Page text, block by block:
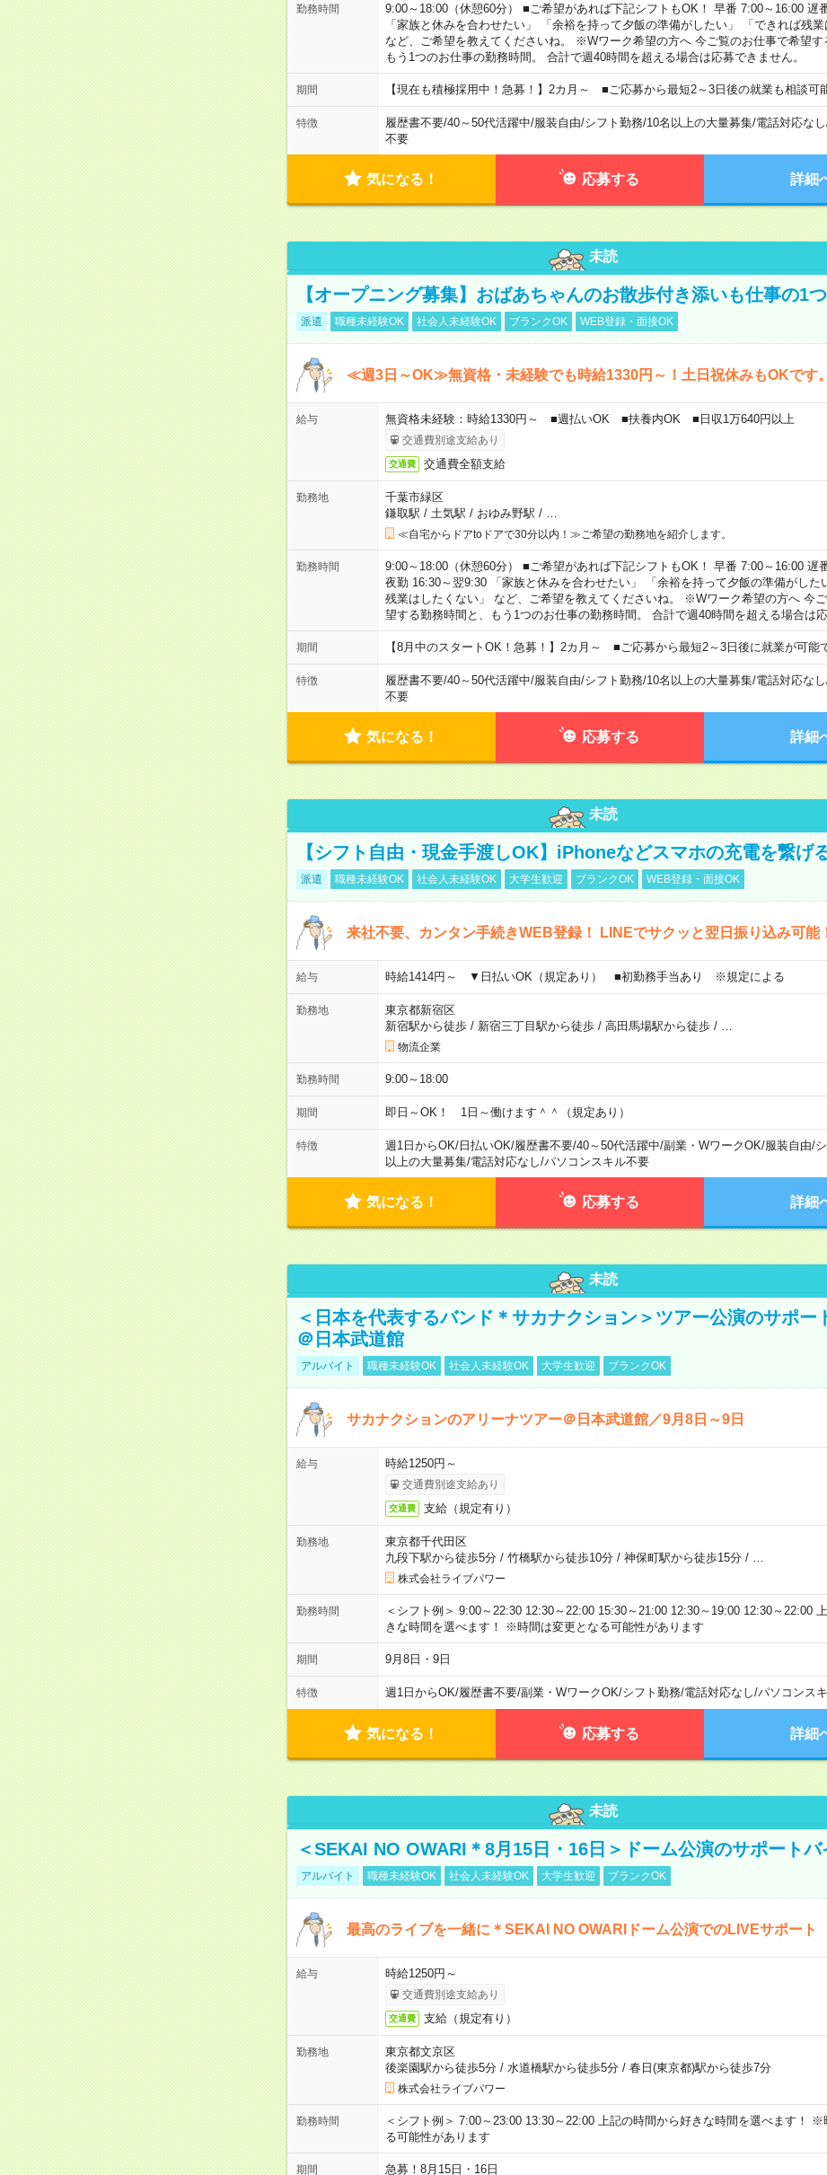
勤務時間
9:00～18:00（休憩60分） ■ご希望があれば下記シフトもOK！ 早番 7:00～16:00 遅
「家族と休みを合わせたい」 「余裕を持って夕飯の準備がしたい」 「できれば残業
など、ご希望を教えてくださいね。 ※Wワーク希望の方へ 今ご覧のお仕事で希望す
もう1つのお仕事の勤務時間。 合計で週40時間を超える場合は応募できません。
期間 【現在も積極採用中！急募！】2カ月～ ■ご応募から最短2～3日後の就業も相談可
特徴 履歴書不要/40～50代活躍中/服装自由/シフト勤務/10名以上の大量募集/電話対応なし
不要
気になる！ 応募する 詳細
未読
【オープニング募集】おばあちゃんのお散歩付き添いも仕事の1つ
派遣 職種未経験OK 社会人未経験OK ブランクOK WEB登録・面接OK
≪週3日～OK≫無資格・未経験でも時給1330円～！土日祝休みもOKです。
給与 無資格未経験：時給1330円～ ■週払いOK ■扶養内OK ■日収1万640円以上
交通費別途支給あり
交通費 交通費全額支給
勤務地
千葉市緑区
鎌取駅 / 土気駅 / おゆみ野駅 /
≪自宅からドアtoドアで30分以内！≫ご希望の勤務地を紹介します。
勤務時間
9:00～18:00（休憩60分） ■ご希望があれば下記シフトもOK！ 早番 7:00～16:00 遅
夜勤 16:30～翌9:30 「家族と休みを合わせたい」 「余裕を持って夕飯の準備がした
残業はしたくない」 など、ご希望を教えてくださいね。 ※Wワーク希望の方へ 今
望する勤務時間と、もう1つのお仕事の勤務時間。 合計で週40時間を超える場合は応
期間 【8月中のスタートOK！急募！】2カ月～ ■ご応募から最短2～3日後に就業が可能
特徴 履歴書不要/40～50代活躍中/服装自由/シフト勤務/10名以上の大量募集/電話対応なし
不要
気になる！ 応募する 詳細
未読
【シフト自由・現金手渡しOK】iPhoneなどスマホの充電を繋げ
派遣 職種未経験OK 社会人未経験OK 大学生歓迎 ブランクOK WEB登録・面接OK
来社不要、カンタン手続きWEB登録！ LINEでサクッと翌日振り込み可能
給与 時給1414円～ ▼日払いOK（規定あり） ■初勤務手当あり ※規定による
勤務地
東京都新宿区
新宿駅から徒歩/ 新宿三丁目駅から徒歩/ 高田馬場駅から徒歩/
物流企業
勤務時間 9:00～18:00
期間 即日～OK！ 1日～働けます＾＾（規定あり）
特徴 週1日からOK/日払いOK/履歴書不要/40～50代活躍中/副業・WワークOK/服装自由/
以上の大量募集/電話対応なし/パソコンスキル不要
気になる！ 応募する 詳細
未読
＜日本を代表するバンド＊サカナクション＞ツアー公演のサポー
＠日本武道館
アルバイト 職種未経験OK 社会人未経験OK 大学生歓迎 ブランクOK
サカナクションのアリーナツアー＠日本武道館／9月8日～9日
給与 時給1250円～
交通費別途支給あり
交通費 支給（規定有り）
勤務地
東京都千代田区
九段下駅から徒歩5分/ 竹橋駅から徒歩10分/ 神保町駅から徒歩15分/
株式会社ライブパワー
勤務時間
＜シフト例＞ 9:00～22:30 12:30～22:00 15:30～21:00 12:30～19:00 12:30～22:00
きな時間を選べます！ ※時間は変更となる可能性があります
期間 9月8日・9日
特徴 週1日からOK/履歴書不要/副業・WワークOK/シフト勤務/電話対応なし/パソコンス
気になる！ 応募する 詳細
未読
＜SEKAI NO OWARI＊8月15日・16日＞ドーム公演のサポートバ
アルバイト 職種未経験OK 社会人未経験OK 大学生歓迎 ブランクOK
最高のライブを一緒に＊SEKAI NO OWARIドーム公演でのLIVEサポート
給与 時給1250円～
交通費別途支給あり
交通費 支給（規定有り）
勤務地
東京都文京区
後楽園駅から徒歩5分/ 水道橋駅から徒歩5分/ 春日(東京都)駅から徒歩7分
株式会社ライブパワー
勤務時間
＜シフト例＞ 7:00～23:00 13:30～22:00 上記の時間から好きな時間を選べます！ ※
る可能性があります
期間 急募！8月15日・16日